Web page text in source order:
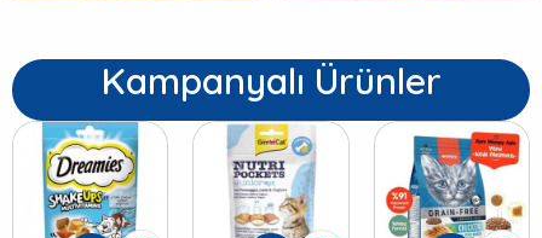
Kampanyalı Ürünler